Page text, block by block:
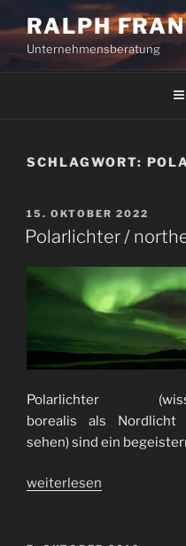
Inhalt
springen
RALPH
Unternehmensberatung
SCHLAGWORT:
VERÖFFENTLICHT
AM
15. OKTOBER 2022
Polarlichter /
Polarlichter
borealis als
sehen) sind ein
„Polarlichter
weiterlesen